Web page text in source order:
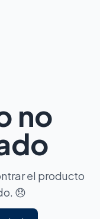
no
el producto
😞